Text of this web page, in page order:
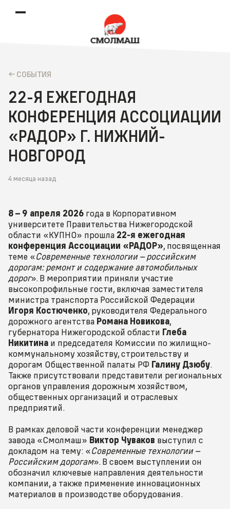
CОБЫТИЯ
22-Я ЕЖЕГОДНАЯ
КОНФЕРЕНЦИЯ АССОЦИАЦИИ
«РАДОР» Г. НИЖНИЙ-
НОВГОРОД
4 месяца назад
8 – 9 апреля 2026 года в Корпоративном
университете Правительства Нижегородской
области «КУПНО» прошла 22-я ежегодная
конференция Ассоциации «РАДОР», посвященная
теме «Современные технологии – российским
дорогам: ремонт и содержание автомобильных
дорог». В мероприятии приняли участие
высокопрофильные гости, включая заместителя
министра транспорта Российской Федерации
Игоря Костюченко, руководителя Федерального
дорожного агентства Романа Новикова,
губернатора Нижегородской области Глеба
Никитина и председателя Комиссии по жилищно-
коммунальному хозяйству, строительству и
дорогам Общественной палаты РФ Галину Дзюбу.
Также присутствовали представители региональных
органов управления дорожным хозяйством,
общественных организаций и отраслевых
предприятий.
В рамках деловой части конференции менеджер
завода «Смолмаш» Виктор Чуваков выступил с
докладом на тему: «Современные технологии –
Российским дорогам». В своем выступлении он
обозначил ключевые направления деятельности
компании, а также применение инновационных
материалов в производстве оборудования.